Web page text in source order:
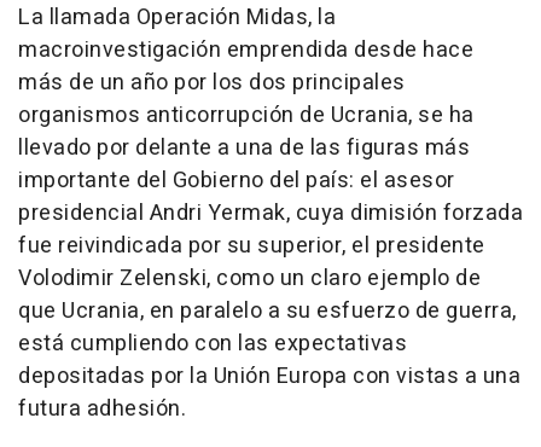
La llamada Operación Midas, la
macroinvestigación emprendida desde hace
más de un año por los dos principales
organismos anticorrupción de Ucrania, se ha
llevado por delante a una de las figuras más
importante del Gobierno del país: el asesor
presidencial Andri Yermak, cuya dimisión forzada
fue reivindicada por su superior, el presidente
Volodimir Zelenski, como un claro ejemplo de
que Ucrania, en paralelo a su esfuerzo de guerra,
está cumpliendo con las expectativas
depositadas por la Unión Europa con vistas a una
futura adhesión.